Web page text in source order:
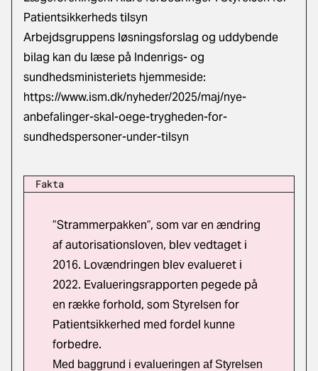
Patientsikkerheds tilsyn
Arbejdsgruppens løsningsforslag og uddybende
bilag kan du læse på Indenrigs- og
sundhedsministeriets hjemmeside:
https://www.ism.dk/nyheder/2025/maj/nye-
anbefalinger-skal-oege-trygheden-for-
sundhedspersoner-under-tilsyn
Fakta
”Strammerpakken”, som var en ændring
af autorisationsloven, blev vedtaget i
2016. Lovændringen blev evalueret i
2022. Evalueringsrapporten pegede på
en række forhold, som Styrelsen for
Patientsikkerhed med fordel kunne
forbedre.
Med baggrund i evalueringen af Styrelsen